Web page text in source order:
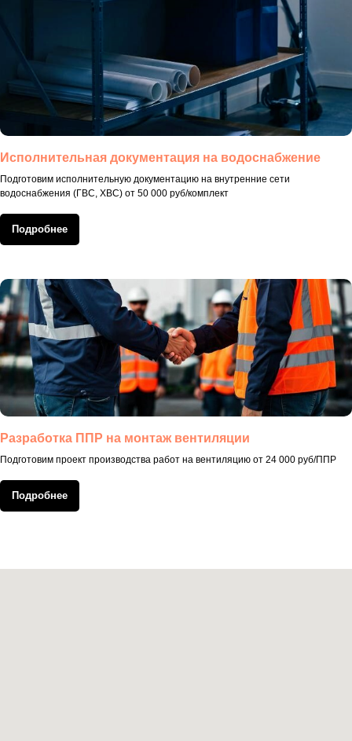
Исполнительная документация на водоснабжение
Подготовим исполнительную документацию на внутренние сети
водоснабжения (ГВС, ХВС) от 50 000 руб/комплект
Подробнее
Разработка ППР на монтаж вентиляции
Подготовим проект производства работ на вентиляцию от 24 000 руб/ППР
Подробнее